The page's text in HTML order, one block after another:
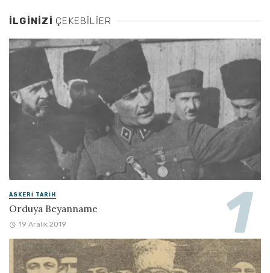
İLGINIZI ÇEKEBILIER
ASKERI TARIH
Orduya Beyanname
19 Aralık 2019